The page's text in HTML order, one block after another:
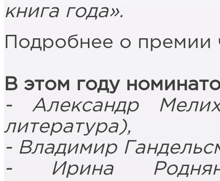
книга года».
Подробнее о премии
В этом году
- Александр
литература),
- Владимир
- Ирина